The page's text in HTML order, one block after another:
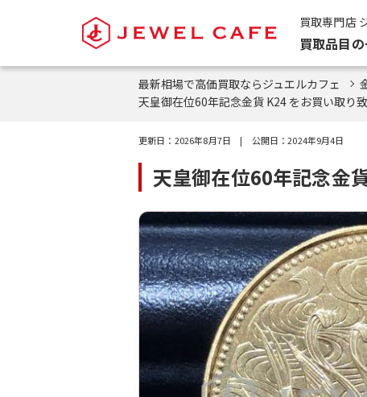
買取専門店
買取品目
最新相場で高価買取ならジュエルカフェ
天皇御在位60年記念金貨 K24 をお買い取り
更新日： 2026年8月7日 | 公開日：2024年9月4日
天皇御在位60年記念金